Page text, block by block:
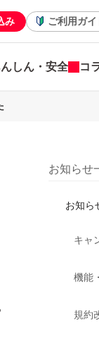
み ご利用ガイ
しん・安全 コ
お知らせ
お知ら
キャ
機能
規約